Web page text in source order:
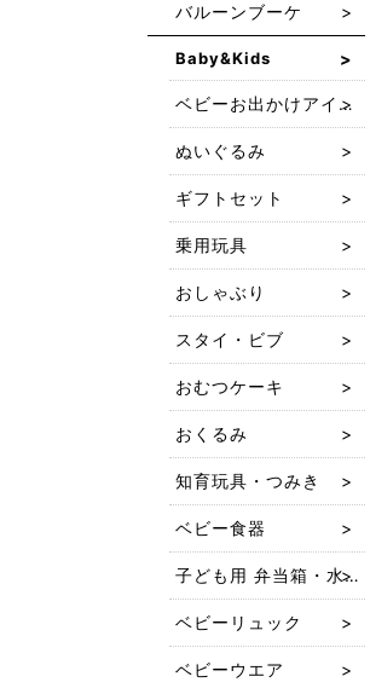
バルーンブーケ
Baby&Kids
ベビーお出かけアイテム
ぬいぐるみ
ギフトセット
乗用玩具
おしゃぶり
スタイ・ビブ
おむつケーキ
おくるみ
知育玩具・つみき
ベビー食器
子ども用 弁当箱・水筒
ベビーリュック
ベビーウエア